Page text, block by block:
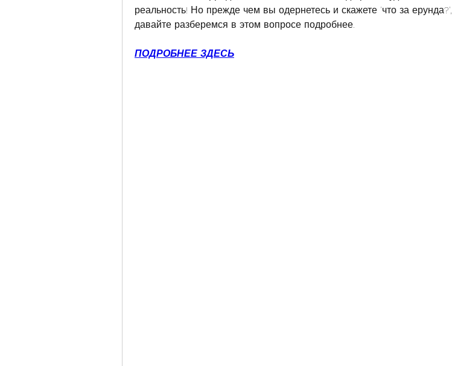
реальность! Но прежде чем вы одернетесь и скажете 'что за ерунда?',
давайте разберемся в этом вопросе подробнее.
ПОДРОБНЕЕ ЗДЕСЬ